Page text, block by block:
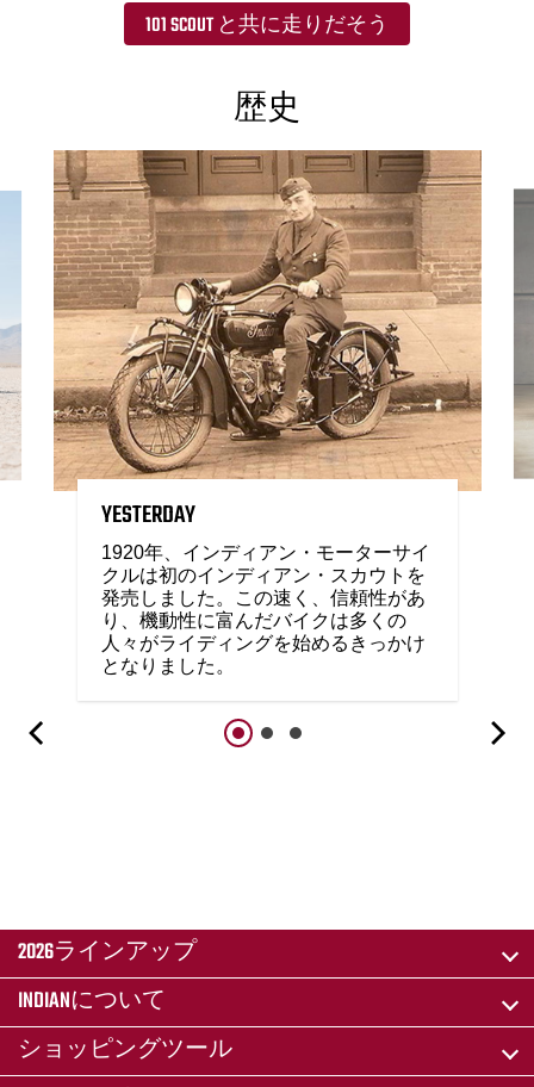
101 SCOUT と共に走りだそう
歴史
YESTERDAY
1920年、インディアン・モーターサイ
クルは初のインディアン・スカウトを
発売しました。この速く、信頼性があ
り、機動性に富んだバイクは多くの
人々がライディングを始めるきっかけ
となりました。
2026ラインアップ
INDIANについて
ショッピングツール